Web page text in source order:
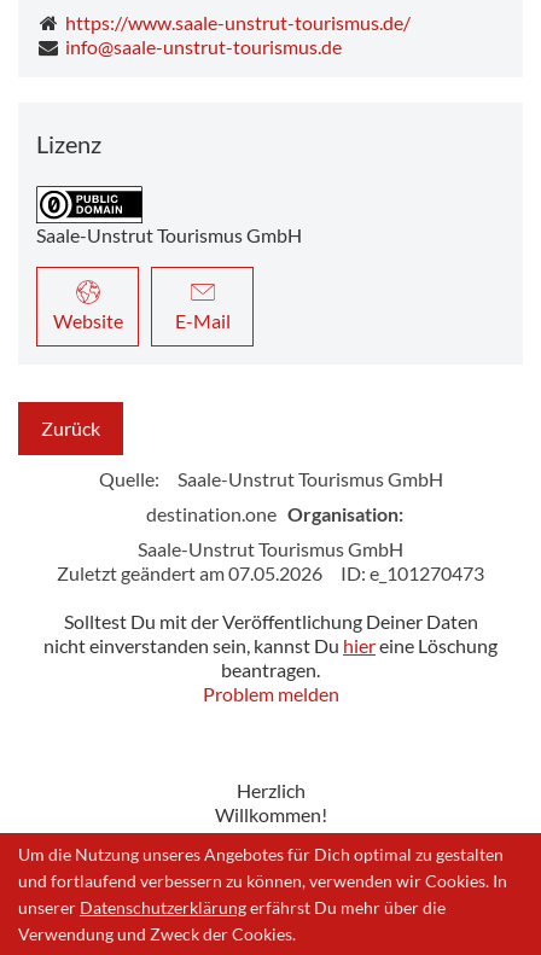
https://www.saale-unstrut-tourismus.de/
info@saale-unstrut-tourismus.de
Lizenz
Saale-Unstrut Tourismus GmbH
Website E-Mail
Zurück
Quelle:
Saale-Unstrut Tourismus GmbH
destination.one Organisation:
Saale-Unstrut Tourismus GmbH
Zuletzt geändert am 07.05.2026
ID: e_101270473
Solltest Du mit der Veröffentlichung Deiner Daten
nicht einverstanden sein, kannst Du hiereine Löschung
beantragen.
Problem melden
Herzlich
Willkommen!
Impressum|Datenschutzerklärung |Problem melden
Um die Nutzung unseres Angebotes für Dich optimal zu gestalten
und fortlaufend verbessern zu können, verwenden wir Cookies. In
unserer Datenschutzerklärungerfährst Du mehr über die
Verwendung und Zweck der Cookies.